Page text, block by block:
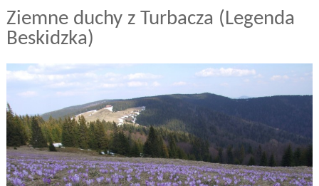
Ziemne duchy z Turbacza (Legenda
Beskidzka)